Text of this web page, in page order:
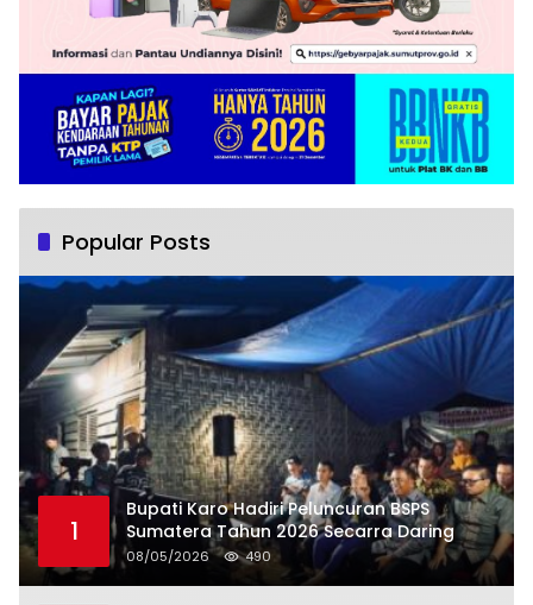
Popular Posts
1
Bupati Karo Hadiri Peluncuran BSPS
Sumatera Tahun 2026 Secarra Daring
08/05/2026 490